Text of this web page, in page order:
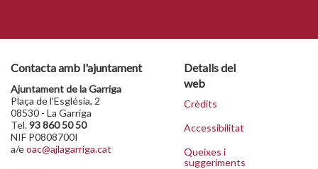
Contacta amb l'ajuntament
Ajuntament de la Garriga
Plaça de l'Església, 2
08530 - La Garriga
Tel.93 860 50 50
NIF P0808700I
a/eoac@ajlagarriga.cat
Detalls del
web
Crèdits
Accessibilitat
Queixes i
suggeriments